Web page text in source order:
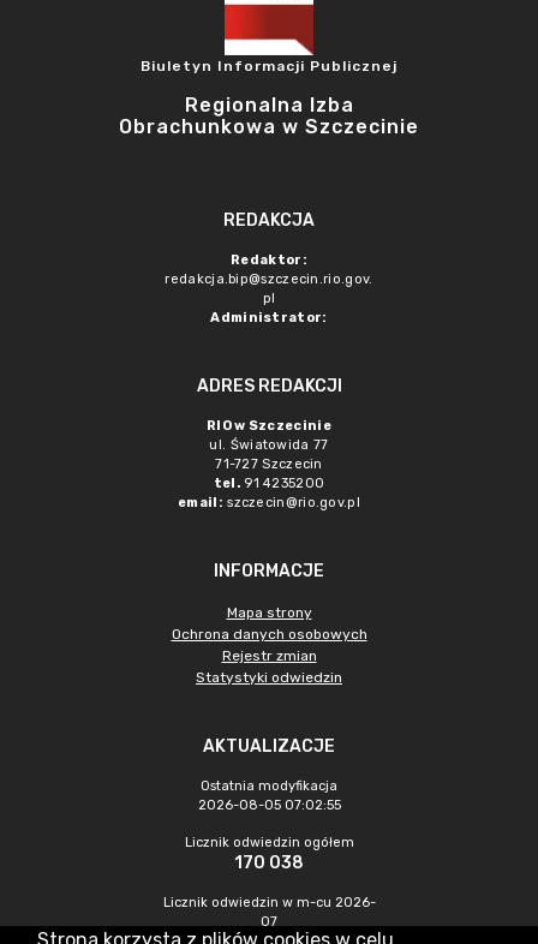
Biuletyn Informacji Publicznej
Regionalna Izba
Obrachunkowa w Szczecinie
REDAKCJA
Redaktor:
redakcja.bip@szczecin.rio.gov.
pl
Administrator:
ADRES REDAKCJI
RIO w Szczecinie
ul. Światowida 77
71-727 Szczecin
tel. 91 4235200
email: szczecin@rio.gov.pl
INFORMACJE
Mapa strony
Ochrona danych osobowych
Rejestr zmian
Statystyki odwiedzin
AKTUALIZACJE
Ostatnia modyfikacja
2026-08-05 07:02:55
Licznik odwiedzin ogółem
170 038
Licznik odwiedzin w m-cu 2026-
07